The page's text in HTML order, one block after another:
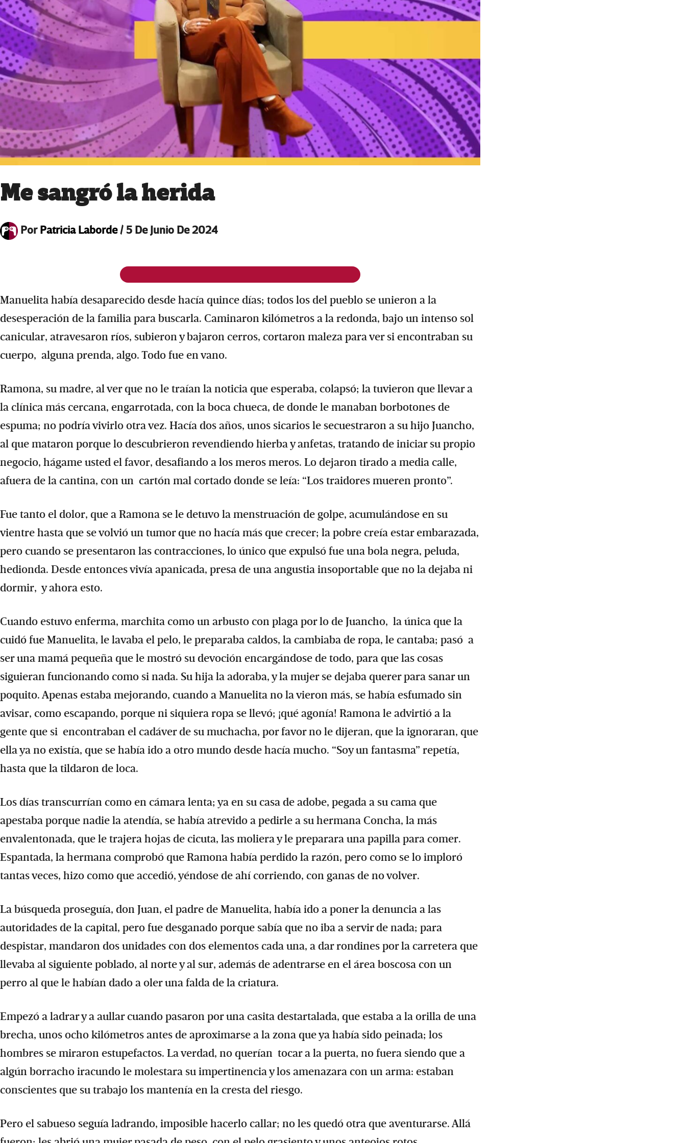
Me sangró la herida
PorPatricia Laborde/ 5 De Junio De 2024
Manuelita había desaparecido desde hacía quince días; todos los del pueblo se unieron a la
desesperación de la familia para buscarla. Caminaron kilómetros a la redonda, bajo un intenso sol
canicular, atravesaron ríos, subieron y bajaron cerros, cortaron maleza para ver si encontraban su
cuerpo, alguna prenda, algo. Todo fue en vano.
Ramona, su madre, al ver que no le traían la noticia que esperaba, colapsó; la tuvieron que llevar a
la clínica más cercana, engarrotada, con la boca chueca, de donde le manaban borbotones de
espuma; no podría vivirlo otra vez. Hacía dos años, unos sicarios le secuestraron a su hijo Juancho,
al que mataron porque lo descubrieron revendiendo hierba y anfetas, tratando de iniciar su propio
negocio, hágame usted el favor, desafiando a los meros meros. Lo dejaron tirado a media calle,
afuera de la cantina, con un cartón mal cortado donde se leía: “Los traidores mueren pronto”.
Fue tanto el dolor, que a Ramona se le detuvo la menstruación de golpe, acumulándose en su
vientre hasta que se volvió un tumor que no hacía más que crecer; la pobre creía estar embarazada,
pero cuando se presentaron las contracciones, lo único que expulsó fue una bola negra, peluda,
hedionda. Desde entonces vivía apanicada, presa de una angustia insoportable que no la dejaba ni
dormir, y ahora esto.
Cuando estuvo enferma, marchita como un arbusto con plaga por lo de Juancho, la única que la
cuidó fue Manuelita, le lavaba el pelo, le preparaba caldos, la cambiaba de ropa, le cantaba; pasó a
ser una mamá pequeña que le mostró su devoción encargándose de todo, para que las cosas
siguieran funcionando como si nada. Su hija la adoraba, y la mujer se dejaba querer para sanar un
poquito. Apenas estaba mejorando, cuando a Manuelita no la vieron más, se había esfumado sin
avisar, como escapando, porque ni siquiera ropa se llevó; ¡qué agonía! Ramona le advirtió a la
gente que si encontraban el cadáver de su muchacha, por favor no le dijeran, que la ignoraran, que
ella ya no existía, que se había ido a otro mundo desde hacía mucho. “Soy un fantasma” repetía,
hasta que la tildaron de loca.
Los días transcurrían como en cámara lenta; ya en su casa de adobe, pegada a su cama que
apestaba porque nadie la atendía, se había atrevido a pedirle a su hermana Concha, la más
envalentonada, que le trajera hojas de cicuta, las moliera y le preparara una papilla para comer.
Espantada, la hermana comprobó que Ramona había perdido la razón, pero como se lo imploró
tantas veces, hizo como que accedió, yéndose de ahí corriendo, con ganas de no volver.
La búsqueda proseguía, don Juan, el padre de Manuelita, había ido a poner la denuncia a las
autoridades de la capital, pero fue desganado porque sabía que no iba a servir de nada; para
despistar, mandaron dos unidades con dos elementos cada una, a dar rondines por la carretera que
llevaba al siguiente poblado, al norte y al sur, además de adentrarse en el área boscosa con un
perro al que le habían dado a oler una falda de la criatura.
Empezó a ladrar y a aullar cuando pasaron por una casita destartalada, que estaba a la orilla de una
brecha, unos ocho kilómetros antes de aproximarse a la zona que ya había sido peinada; los
hombres se miraron estupefactos. La verdad, no querían tocar a la puerta, no fuera siendo que a
algún borracho iracundo le molestara su impertinencia y los amenazara con un arma: estaban
conscientes que su trabajo los mantenía en la cresta del riesgo.
Pero el sabueso seguía ladrando, imposible hacerlo callar; no les quedó otra que aventurarse. Allá